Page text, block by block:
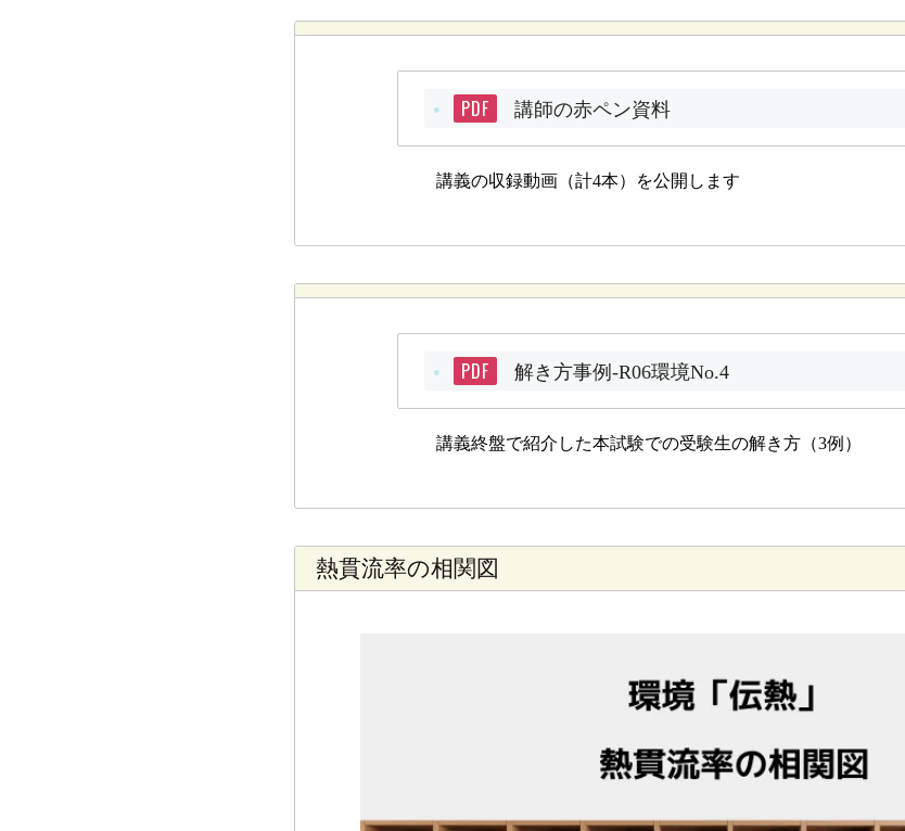
PDF 講師の赤ペン資料
講義の収録動画（計4本）を公開します
PDF 解き方事例-R06環境No.4
講義終盤で紹介した本試験での受験生の解き方（3例）
熱貫流率の相関図